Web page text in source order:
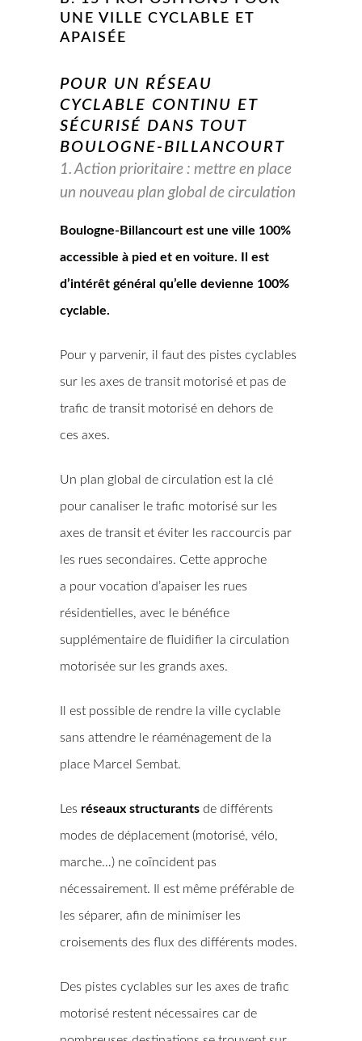
UNE VILLE CYCLABLE ET
APAISÉE
POUR UN RÉSEAU
CYCLABLE CONTINU ET
SÉCURISÉ DANS TOUT
BOULOGNE-BILLANCOURT
1. Action prioritaire : mettre en place
un nouveau plan global de circulation
Boulogne-Billancourt est une ville 100%
accessible à pied et en voiture. Il est
d’intérêt général qu’elle devienne 100%
cyclable.
Pour y parvenir, il faut des pistes cyclables
sur les axes de transit motorisé et pas de
trafic de transit motorisé en dehors de
ces axes.
Un plan global de circulation est la clé
pour canaliser le trafic motorisé sur les
axes de transit et éviter les raccourcis par
les rues secondaires. Cette approche
a pour vocation d’apaiser les rues
résidentielles, avec le bénéfice
supplémentaire de fluidifier la circulation
motorisée sur les grands axes.
Il est possible de rendre la ville cyclable
sans attendre le réaménagement de la
place Marcel Sembat.
Les réseaux structurants de différents
modes de déplacement (motorisé, vélo,
marche…) ne coïncident pas
nécessairement. Il est même préférable de
les séparer, afin de minimiser les
croisements des flux des différents modes.
Des pistes cyclables sur les axes de trafic
motorisé restent nécessaires car de